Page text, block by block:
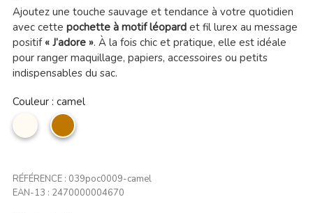
Ajoutez une touche sauvage et tendance à votre quotidien
avec cette pochette à motif léopardet fil lurex au message
positif « J’adore ». À la fois chic et pratique, elle est idéale
pour ranger maquillage, papiers, accessoires ou petits
indispensables du sac.
Couleur : camel
Beige camel
RÉFÉRENCE : 039poc0009-camel
EAN-13 : 2470000004670